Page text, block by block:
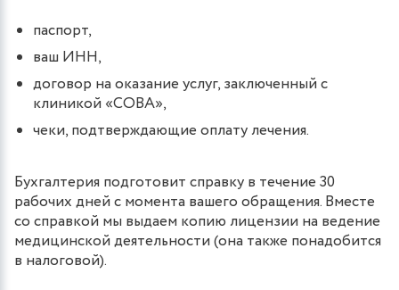
паспорт,
ваш ИНН,
договор на оказание услуг, заключенный с
клиникой «СОВА»,
чеки, подтверждающие оплату лечения.
Бухгалтерия подготовит справку в течение 30
рабочих дней с момента вашего обращения. Вместе
со справкой мы выдаем копию лицензии на ведение
медицинской деятельности (она также понадобится
в налоговой).